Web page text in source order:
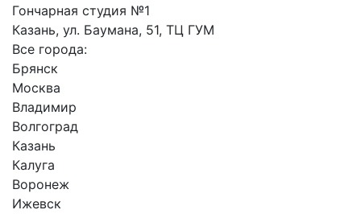
Гончарная студия №1
Казань, ул. Баумана, 51, ТЦ ГУМ
Все города:
Брянск
Москва
Владимир
Волгоград
Казань
Калуга
Воронеж
Ижевск